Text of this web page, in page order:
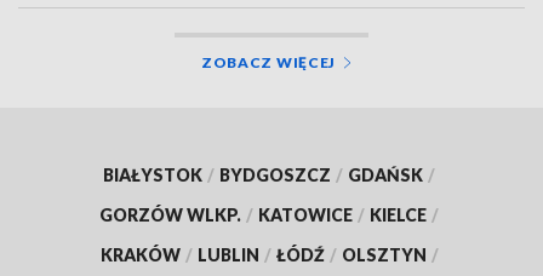
ZOBACZ WIĘCEJ
BIAŁYSTOK / BYDGOSZCZ / GDAŃSK /
GORZÓW WLKP. / KATOWICE / KIELCE /
KRAKÓW / LUBLIN / ŁÓDŹ / OLSZTYN /